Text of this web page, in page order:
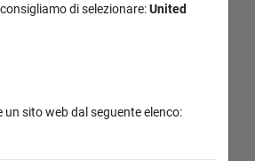
di selezionare:United
un sito web dal seguente elenco: